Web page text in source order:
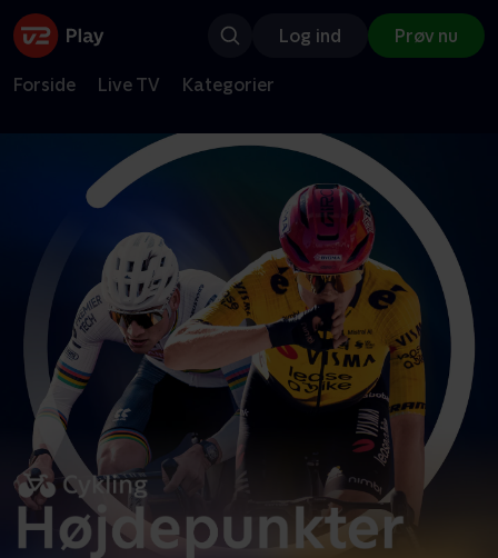
Log ind Prøv nu
Forside Live TV Kategorier